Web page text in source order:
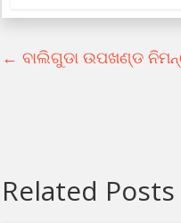
← ବାଲିଗୁଡା ଉପଖଣ୍ଡ
Related Posts